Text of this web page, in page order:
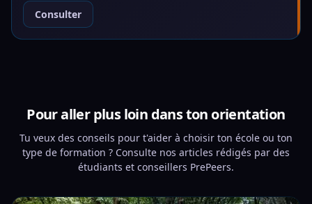
Consulter
Pour aller plus loin dans ton orientation
Tu veux des conseils pour t'aider à choisir ton école ou ton
type de formation ? Consulte nos articles rédigés par des
étudiants et conseillers PrePeers.